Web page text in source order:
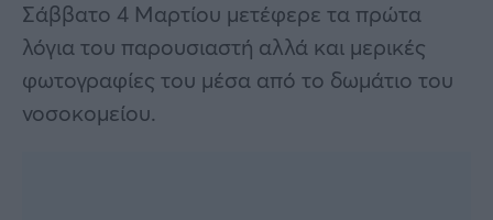
Σάββατο 4 Μαρτίου μετέφερε τα πρώτα
λόγια του παρουσιαστή αλλά και μερικές
φωτογραφίες του μέσα από το δωμάτιο του
νοσοκομείου.